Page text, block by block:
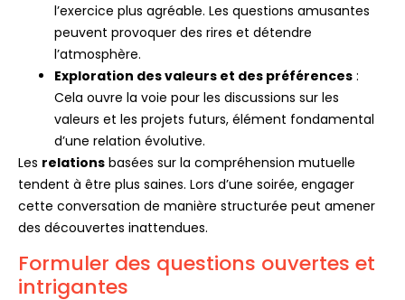
l’exercice plus agréable. Les questions amusantes
peuvent provoquer des rires et détendre
l’atmosphère.
Exploration des valeurs et des préférences :
Cela ouvre la voie pour les discussions sur les
valeurs et les projets futurs, élément fondamental
d’une relation évolutive.
Les relations basées sur la compréhension mutuelle
tendent à être plus saines. Lors d’une soirée, engager
cette conversation de manière structurée peut amener
des découvertes inattendues.
Formuler des questions ouvertes et
intrigantes